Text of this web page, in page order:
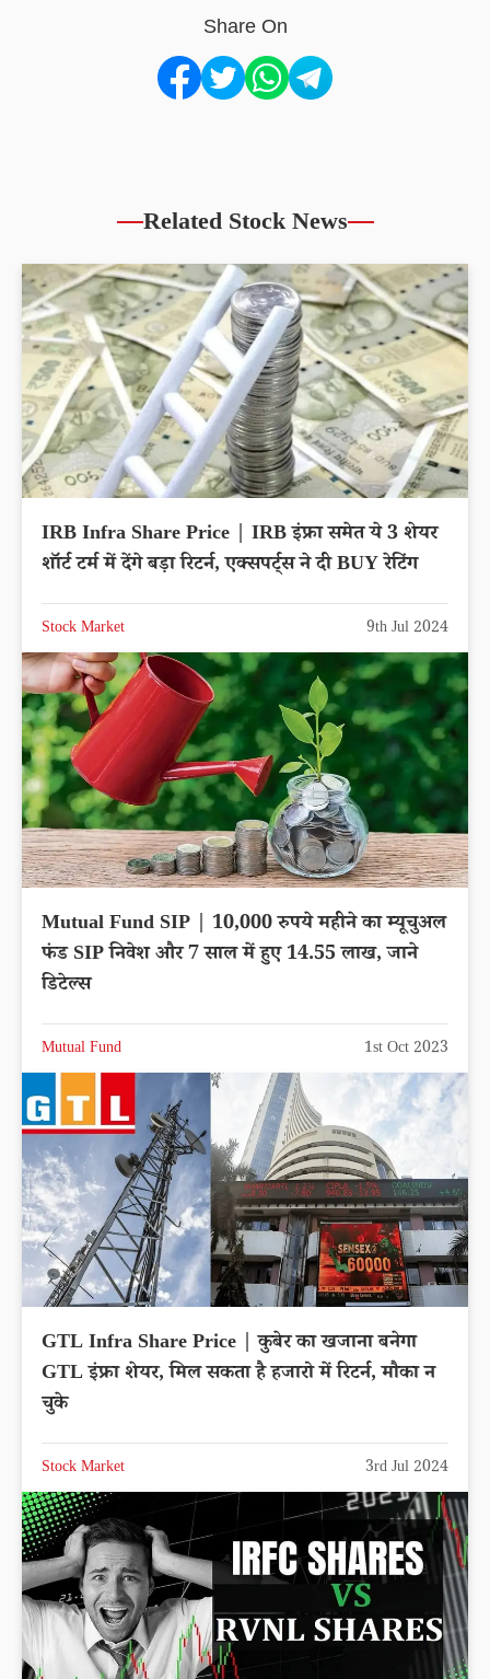
Share On
Related Stock News
IRB Infra Share Price | IRB इंफ्रा समेत ये 3 शेयर
शॉर्ट टर्म में देंगे बड़ा रिटर्न, एक्सपर्ट्स ने दी BUY रेटिंग
Stock Market 9th Jul 2024
Mutual Fund SIP | 10,000 रुपये महीने का म्यूचुअल
फंड SIP निवेश और 7 साल में हुए 14.55 लाख, जाने
डिटेल्स
Mutual Fund 1st Oct 2023
GTL Infra Share Price | कुबेर का खजाना बनेगा
GTL इंफ्रा शेयर, मिल सकता है हजारो में रिटर्न, मौका न
चुके
Stock Market 3rd Jul 2024